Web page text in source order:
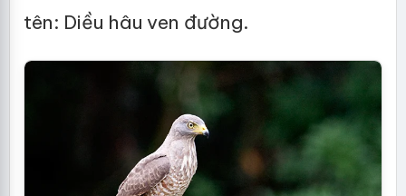
tên: Diều hâu ven đường.